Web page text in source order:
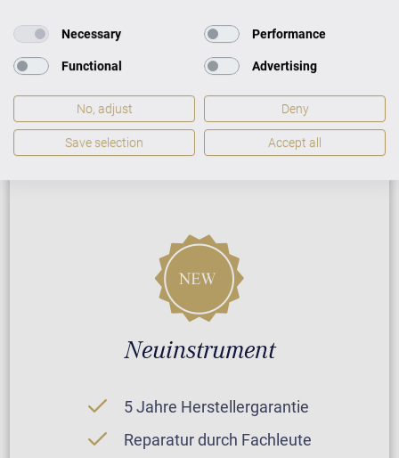
ZUSATZLEISTUNGEN FÜR C. BECHSTEIN
CONCERT L-167
PREISLISTE HERUNTERLADEN
Neuinstrument
5 Jahre Herstellergarantie
Reparatur durch Fachleute
Necessary Performance
Functional Advertising
No, adjust Deny
Save selection Accept all